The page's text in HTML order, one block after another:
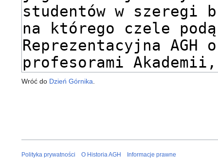
Wróć do Dzień Górnika
Polityka prywatności O Historia AGH Informacje prawne